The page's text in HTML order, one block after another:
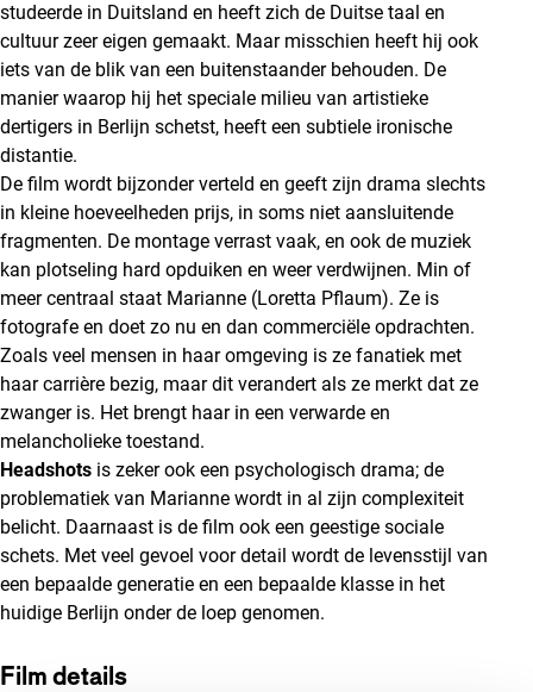
studeerde in Duitsland en heeft zich de Duitse taal en
cultuur zeer eigen gemaakt. Maar misschien heeft hij ook
iets van de blik van een buitenstaander behouden. De
manier waarop hij het speciale milieu van artistieke
dertigers in Berlijn schetst, heeft een subtiele ironische
distantie.
De film wordt bijzonder verteld en geeft zijn drama slechts
in kleine hoeveelheden prijs, in soms niet aansluitende
fragmenten. De montage verrast vaak, en ook de muziek
kan plotseling hard opduiken en weer verdwijnen. Min of
meer centraal staat Marianne (Loretta Pflaum). Ze is
fotografe en doet zo nu en dan commerciële opdrachten.
Zoals veel mensen in haar omgeving is ze fanatiek met
haar carrière bezig, maar dit verandert als ze merkt dat ze
zwanger is. Het brengt haar in een verwarde en
melancholieke toestand.
Headshots is zeker ook een psychologisch drama; de
problematiek van Marianne wordt in al zijn complexiteit
belicht. Daarnaast is de film ook een geestige sociale
schets. Met veel gevoel voor detail wordt de levensstijl van
een bepaalde generatie en een bepaalde klasse in het
huidige Berlijn onder de loep genomen.
Film details